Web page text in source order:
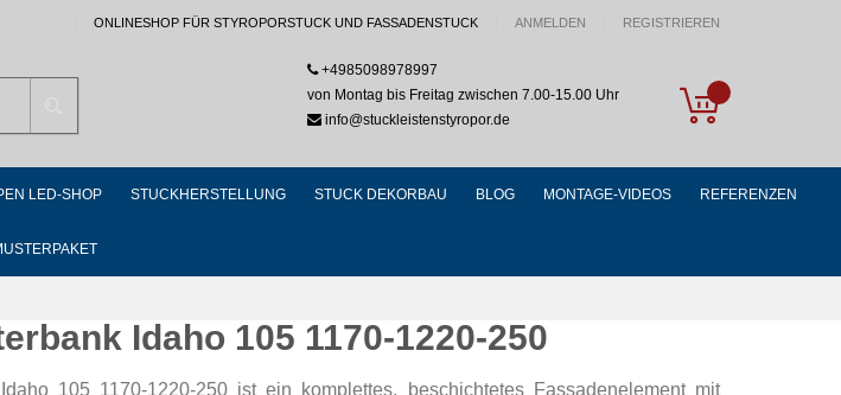
ONLINESHOP FÜR STYROPORSTUCK UND FASSADENSTUCK ANMELDEN REGISTRIEREN
My Cart
+4985098978997
von Montag bis Freitag zwischen 7.00-15.00 Uhr
info@stuckleistenstyropor.de
LED-SHOP STUCKHERSTELLUNG STUCK DEKORBAU BLOG MONTAGE-VIDEOS REFERENZEN
Idaho 105 1170-1220-250
105 1170-1220-250 ist ein komplettes, beschichtetes Fassadenelement mit